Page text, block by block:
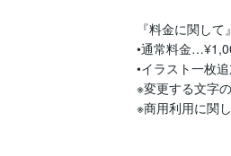
『料金に関して』
•通常料金
•イラスト一枚
※変更する文字
※商用利用に関